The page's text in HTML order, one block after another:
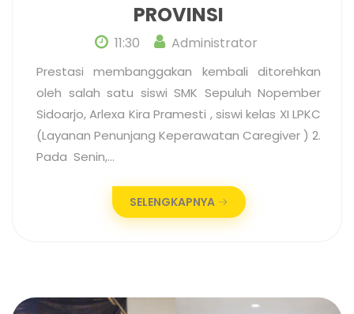
PROVINSI
11:30 Administrator
Prestasi membanggakan kembali ditorehkan
oleh salah satu siswi SMK Sepuluh Nopember
Sidoarjo, Arlexa Kira Pramesti , siswi kelas XI LPKC
(Layanan Penunjang Keperawatan Caregiver ) 2.
Pada Senin,…
SELENGKAPNYA